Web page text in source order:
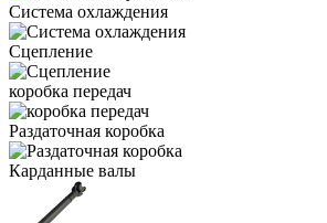
Система охлаждения
Сцепление
коробка передач
Раздаточная коробка
Карданные валы